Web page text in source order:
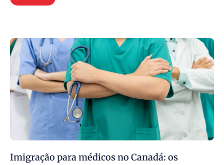
Imigração para médicos no Canadá: os